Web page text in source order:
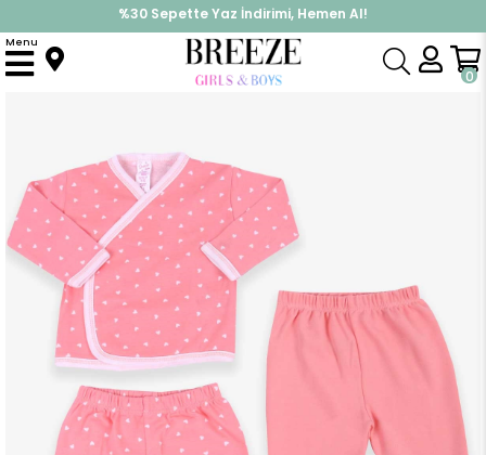
%30 Sepette Yaz İndirimi, Hemen Al!
İndirimlere ek %10 İndirimi Kap, Hemen Üye Ol!
0
Menu
Anasayfa Hastane Çıkışı